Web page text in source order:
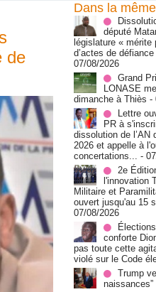
de
Dans la
député
législature «
d’actes de
07/08/2026
Grand
LONASE
dimanche à Thiès -
Lettre
PR à
dissolution de l’AN
2026 et appelle à
concertations... -
2e
l'innovation
Militaire et
ouvert jusqu'au 15
07/08/2026
conforte
pas toute cette
violé sur le Code
Trump
naissances”